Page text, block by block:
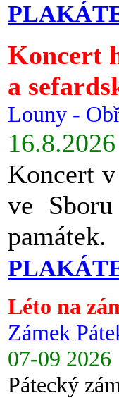
Koncert
a
Louny -
Koncert
ve
památek.
Léto na
Zámek
07-09 2026
Pátecký